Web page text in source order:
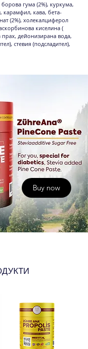
Buy now
гума (2%), куркума,
карамфил, кава, бета-
(2%), холекалциферол
киселина (
дейонизирана вода,
стевия (подсладител),